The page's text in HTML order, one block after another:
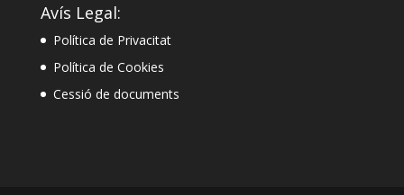
Avís Legal:
Política de Privacitat
Política de Cookies
Cessió de documents